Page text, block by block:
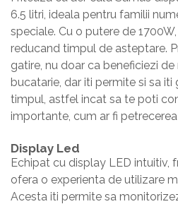
6.5 litri, ideala pentru familii
speciale. Cu o putere de
reducand timpul de asteptare.
gatire, nu doar ca beneficiezi
bucatarie, dar iti permite si sa
timpul, astfel incat sa te poti
importante, cum ar fi
Display Led
Echipat cu display LED intuitiv,
ofera o experienta de utilizare
Acesta iti permite sa